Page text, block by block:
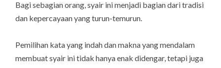
Bagi sebagian orang, syair ini menjadi bagian dari tradisi
dan kepercayaan yang turun-temurun.
Pemilihan kata yang indah dan makna yang mendalam
membuat syair ini tidak hanya enak didengar, tetapi juga